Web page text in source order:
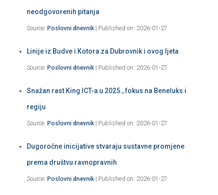
neodgovorenih pitanja
Source: Poslovni dnevnik Published on: 2026-01-27
Linije iz Budve i Kotora za Dubrovnik i ovog ljeta
Source: Poslovni dnevnik Published on: 2026-01-27
Snažan rast King ICT-a u 2025., fokus na Beneluks i
regiju
Source: Poslovni dnevnik Published on: 2026-01-27
Dugoročne inicijative stvaraju sustavne promjene
prema društvu ravnopravnih
Source: Poslovni dnevnik Published on: 2026-01-27